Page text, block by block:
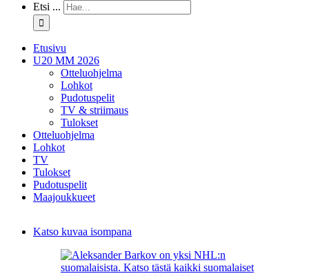
Etsi ...
Etusivu
U20 MM 2026
Otteluohjelma
Lohkot
Pudotuspelit
TV & striimaus
Tulokset
Otteluohjelma
Lohkot
TV
Tulokset
Pudotuspelit
Maajoukkueet
Katso kuvaa isompana